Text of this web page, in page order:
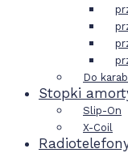
Do
Stopki
Slip-On
X-Coil